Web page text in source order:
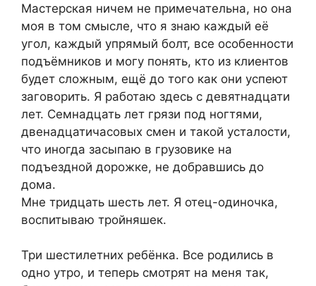
Мастерская ничем не примечательна, но она
моя в том смысле, что я знаю каждый её
угол, каждый упрямый болт, все особенности
подъёмников и могу понять, кто из клиентов
будет сложным, ещё до того как они успеют
заговорить. Я работаю здесь с девятнадцати
лет. Семнадцать лет грязи под ногтями,
двенадцатичасовых смен и такой усталости,
что иногда засыпаю в грузовике на
подъездной дорожке, не добравшись до
дома.
Мне тридцать шесть лет. Я отец-одиночка,
воспитываю тройняшек.
Три шестилетних ребёнка. Все родились в
одно утро, и теперь смотрят на меня так,